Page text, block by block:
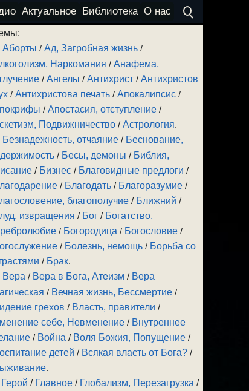
Актуальное Библиотека О нас
Аборты /Ад, Загробная жизнь /
Наркомания /Анафема,
/Ангелы /Антихрист /Антихристов
/Антихристова печать /Апокалипсис /
/Апостасия, отступление /
Подвижничество /Астрология.
Безнадежность, отчаяние / Беснование,
/ Бесы, демоны / Библия,
/ Бизнес / Благовидные предлоги /
/ Благодать / Благоразумие /
благополучие / Ближний /
извращения / Бог / Богатство,
/ Богородица / Богословие /
/ Болезнь, немощь / Борьба со
/ Брак.
Вера / Вера в Бога, Атеизм / Вера
/ Вечная жизнь, Бессмертие /
грехов / Власть, правители /
себе, Невменение / Внутреннее
/ Война / Воля Божия, Попущение /
детей / Всякая власть от Бога? /
.
Герой / Главное / Глобализм, Перезагрузка /